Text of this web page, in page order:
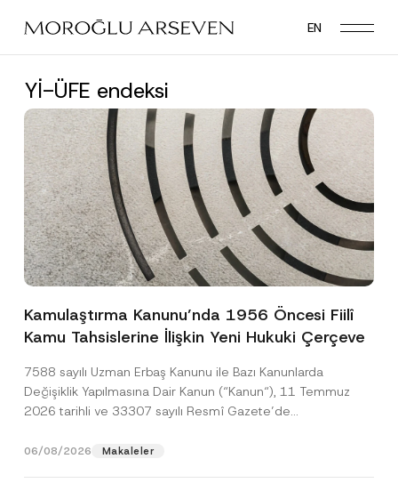
main
EN
Yİ-ÜFE endeksi
Kamulaştırma Kanunu’nda 1956 Öncesi Fiilî
Kamu Tahsislerine İlişkin Yeni Hukuki Çerçeve
7588 sayılı Uzman Erbaş Kanunu ile Bazı Kanunlarda
Değişiklik Yapılmasına Dair Kanun (“Kanun“), 11 Temmuz
2026 tarihli ve 33307 sayılı Resmî Gazete’de
06/08/2026 Makaleler